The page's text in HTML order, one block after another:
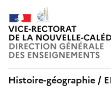
Histoire-géographie /